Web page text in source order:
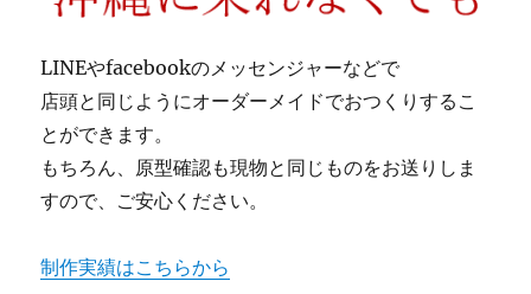
LINEやfacebookのメッセンジャーなどで
店頭と同じようにオーダーメイドでおつくりするこ
とができます。
もちろん、原型確認も現物と同じものをお送りしま
すので、ご安心ください。
制作実績はこちらから